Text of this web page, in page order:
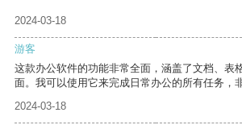
2024-03-18
游客
这款办公软件的功能非常全面，涵盖了文档、表
面。我可以使用它来完成日常办公的所有任务，
2024-03-18